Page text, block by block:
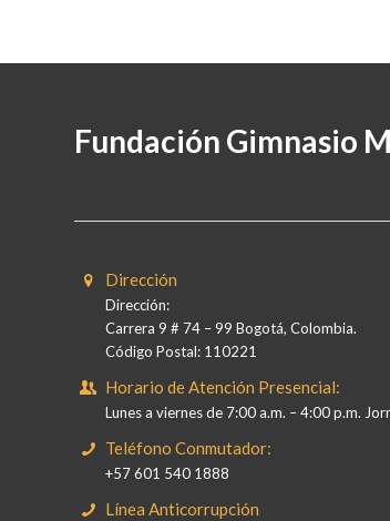
Fundación Gimnasio
Dirección
Dirección:
Carrera 9 # 74 – 99 Bogotá, Colombia.
Código Postal: 110221
Horario de Atención Presencial:
Lunes a viernes de 7:00 a.m. – 4:00 p.m.
Teléfono Conmutador:
+57 601 540 1888
Línea Anticorrupción